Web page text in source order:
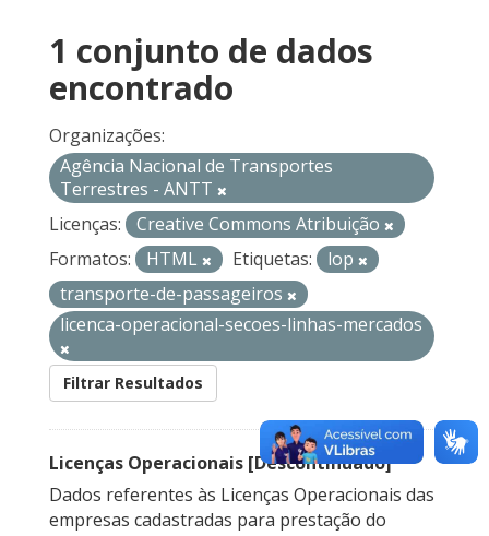
1 conjunto de dados
encontrado
Organizações:
Agência Nacional de Transportes
Terrestres - ANTT
Licenças:
Creative Commons Atribuição
Formatos:
HTML Etiquetas:
lop
transporte-de-passageiros
licenca-operacional-secoes-linhas-mercados
Filtrar Resultados
Licenças Operacionais [Descontinuado]
Dados referentes às Licenças Operacionais das
empresas cadastradas para prestação do